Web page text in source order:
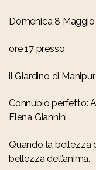
Domenica 8 Maggio
ore 17 presso
il Giardino di
Connubio perfetto:
Elena Giannini
Quando la bellezza
bellezza dell’anima.